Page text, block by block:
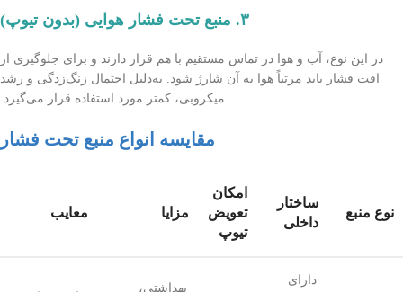
۳. منبع تحت فشار هوایی (بدون تیوپ)
در این نوع، آب و هوا در تماس مستقیم با هم قرار دارند و برای جلوگیری از
افت فشار باید مرتباً هوا به آن شارژ شود. به‌دلیل احتمال زنگ‌زدگی و رشد
میکروبی، کمتر مورد استفاده قرار می‌گیرد.
مقایسه انواع منبع تحت فشار
نوع منبع
ساختار
داخلی
امکان
تعویض
تیوپ
مزایا معایب
دارای
بهداشتی،